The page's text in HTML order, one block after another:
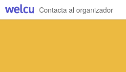
Contacta al organizador